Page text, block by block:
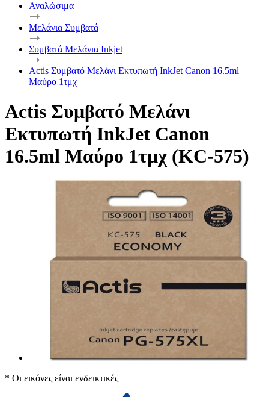
Αναλώσιμα
Μελάνια Συμβατά
Συμβατά Μελάνια Inkjet
Actis Συμβατό Μελάνι Εκτυπωτή InkJet Canon 16.5ml
Μαύρο 1τμχ
Actis Συμβατό Μελάνι
Εκτυπωτή InkJet Canon
16.5ml Μαύρο 1τμχ (KC-575)
* Οι εικόνες είναι ενδεικτικές